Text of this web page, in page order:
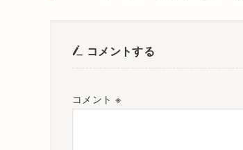
コメントする
コメント ※